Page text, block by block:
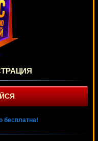
бесплатна!